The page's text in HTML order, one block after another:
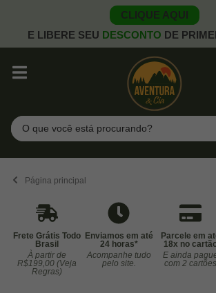
CLIQUE AQUI
E LIBERE SEU DESCONTO DE
Pesquisar
Página principal
Frete Grátis Todo
Brasil
À partir de
R$199,00 (Veja
Regras)
Enviamos em até
24 horas*
Acompanhe tudo
pelo site.
Parcele em
18x no
E ainda
com 2 cartões